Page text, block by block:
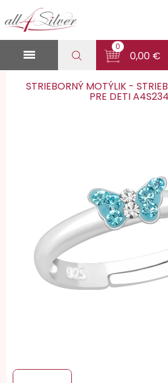

0
0,00 €
STRIEBORNÝ MOTÝLIK -
PRE DETI